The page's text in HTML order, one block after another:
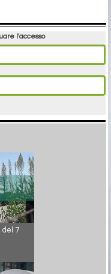
l'accesso
del 7